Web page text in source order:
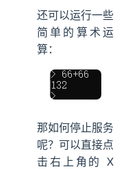
还可以运行一些
简单的算术运
算：
那如何停止服务
呢？可以直接点
击右上角的 X